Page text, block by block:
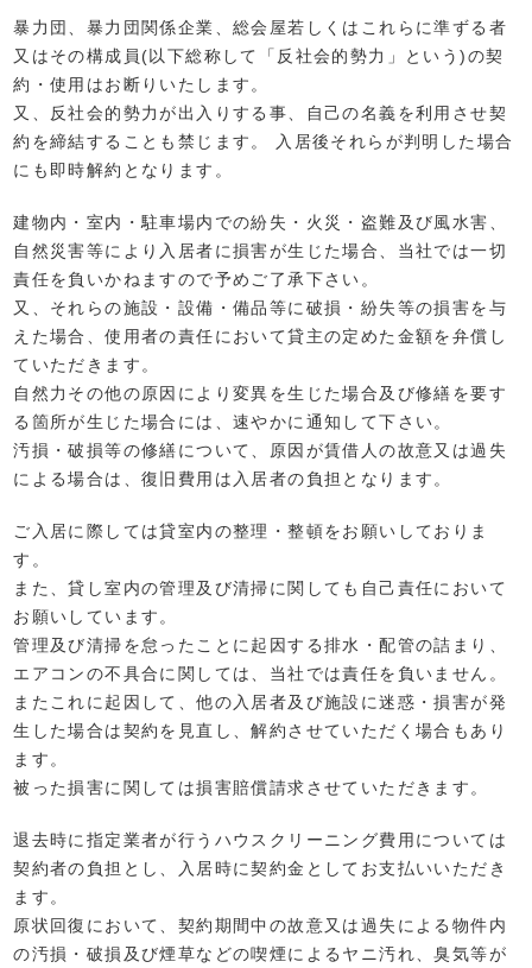
暴力団、暴力団関係企業、総会屋若しくはこれらに準ずる者
又はその構成員(以下総称して「反社会的勢力」という)の契
約・使用はお断りいたします。
又、反社会的勢力が出入りする事、自己の名義を利用させ契
約を締結することも禁じます。 入居後それらが判明した場合
にも即時解約となります。
建物内・室内・駐車場内での紛失・火災・盗難及び風水害、
自然災害等により入居者に損害が生じた場合、当社では一切
責任を負いかねますので予めご了承下さい。
又、それらの施設・設備・備品等に破損・紛失等の損害を与
えた場合、使用者の責任において貸主の定めた金額を弁償し
ていただきます。
自然力その他の原因により変異を生じた場合及び修繕を要す
る箇所が生じた場合には、速やかに通知して下さい。
汚損・破損等の修繕について、原因が賃借人の故意又は過失
による場合は、復旧費用は入居者の負担となります。
ご入居に際しては貸室内の整理・整頓をお願いしておりま
す。
また、貸し室内の管理及び清掃に関しても自己責任において
お願いしています。
管理及び清掃を怠ったことに起因する排水・配管の詰まり、
エアコンの不具合に関しては、当社では責任を負いません。
またこれに起因して、他の入居者及び施設に迷惑・損害が発
生した場合は契約を見直し、解約させていただく場合もあり
ます。
被った損害に関しては損害賠償請求させていただきます。
退去時に指定業者が行うハウスクリーニング費用については
契約者の負担とし、入居時に契約金としてお支払いいただき
ます。
原状回復において、契約期間中の故意又は過失による物件内
の汚損・破損及び煙草などの喫煙によるヤニ汚れ、臭気等が